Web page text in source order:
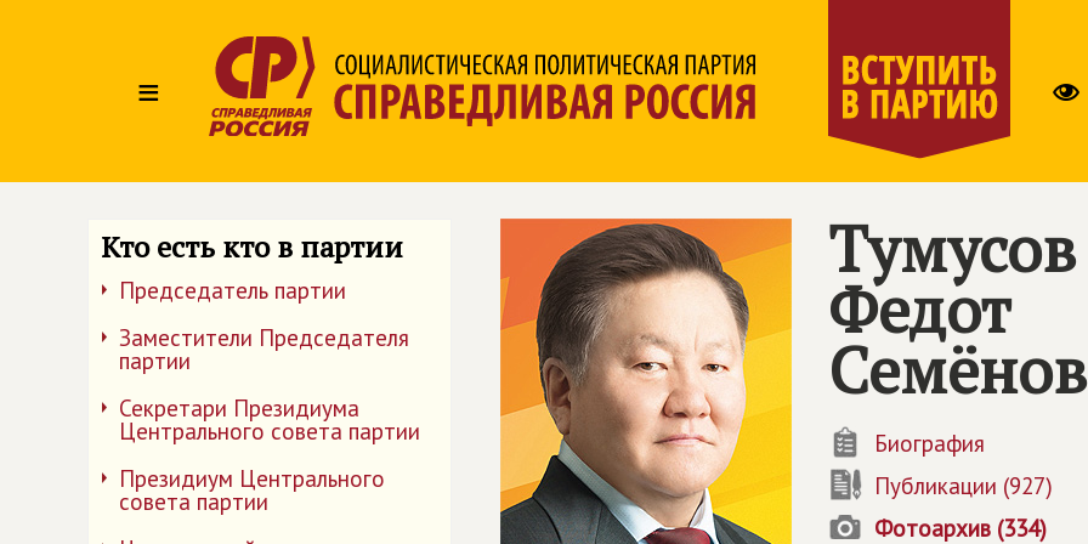
≡
Кто есть кто в партии
Председатель партии
Заместители Председателя
партии
Секретари Президиума
Центрального совета партии
Президиум Центрального
совета партии
Тумусов
Федот
Биография
Публикации (927)
Фотоархив (334)